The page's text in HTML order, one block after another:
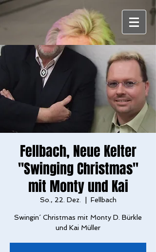
Fellbach, Neue Kelter
"Swinging Christmas"
mit Monty und Kai
So., 22. Dez. Fellbach
Swingin´ Christmas mit Monty D. Bürkle
und Kai Müller